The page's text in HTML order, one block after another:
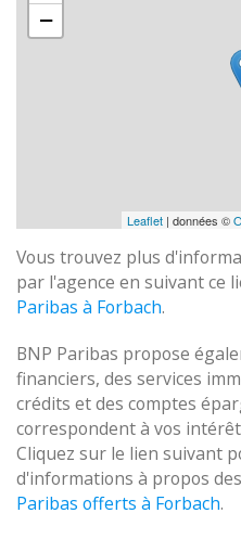
−
Leaflet | données ©
Vous trouvez plus
par l'agence en suivant ce
Paribas à Forbach.
BNP Paribas propose
financiers, des services
crédits et des comptes
correspondent à vos
Cliquez sur le lien suivant
d'informations à propos des
Paribas offerts à Forbach.